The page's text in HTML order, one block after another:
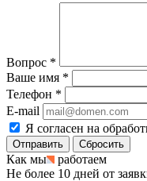
Вопрос *
Ваше имя *
Телефон *
E-mail
Я согласен на
Сбросить
Как мы
работаем
Не более 10 дней от